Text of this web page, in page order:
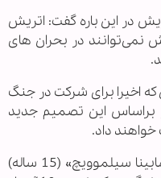
در این باره گفت: اتریش
نمی‌توانند در بحران های
اخیرا برای شرکت در جنگ
براساس این تصمیم جدید
داد.
«سامرا کیزونوویچ» (16 ساله) و «سابینا سیلموویچ» (15 ساله)